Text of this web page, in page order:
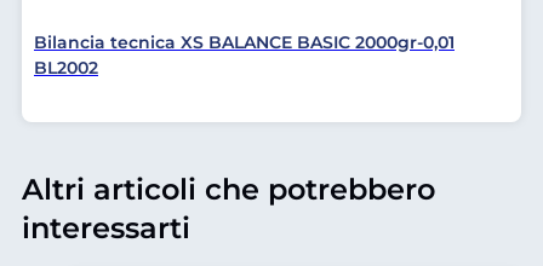
Bilancia tecnica XS BALANCE BASIC 2000gr-0,01
BL2002
Altri articoli che potrebbero
interessarti